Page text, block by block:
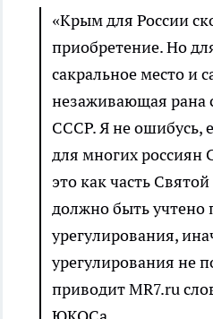
«Крым для России
приобретение. Но
сакральное место и
незаживающая рана
СССР. Я не ошибусь,
для многих россиян
это как часть
должно быть учтено
урегулирования,
урегулирования не
приводит MR7.ru